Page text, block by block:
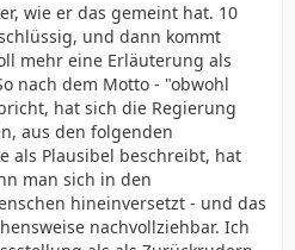
wie er das gemeint hat. 10
und dann kommt
mehr eine Erläuterung als
nach dem Motto - "obwohl
hat sich die Regierung
aus den folgenden
als Plausibel beschreibt, hat
man sich in den
hineinversetzt - und das
nachvollziehbar. Ich